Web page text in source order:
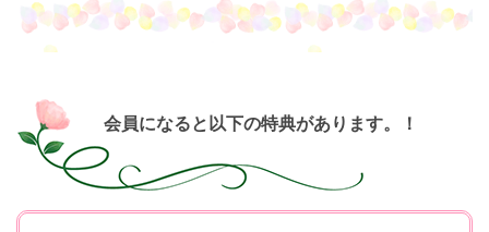
会員になると以下の特典があります。！